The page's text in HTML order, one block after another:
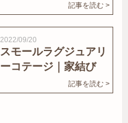
記事を読む >
2022/09/20
スモールラグジュアリ
ーコテージ｜家結び
記事を読む >